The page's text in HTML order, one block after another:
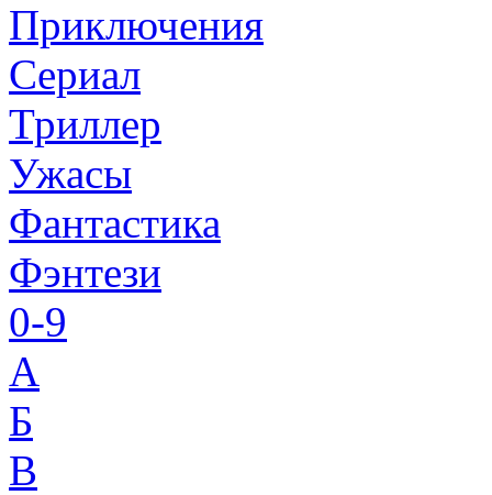
Приключения
Сериал
Триллер
Ужасы
Фантастика
Фэнтези
0-9
A
Б
В